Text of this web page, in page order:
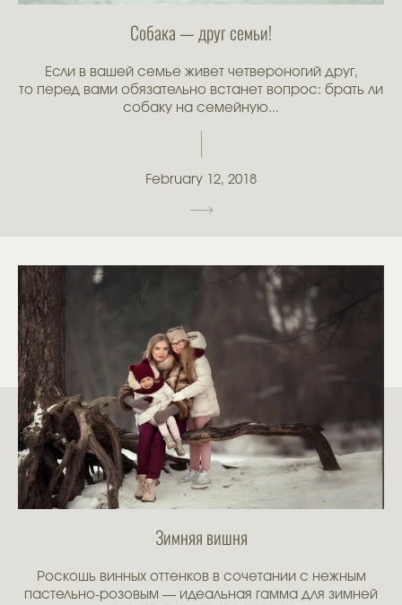
Собака — друг семьи!
Если в вашей семье живет четвероногий друг,
то перед вами обязательно встанет вопрос: брать ли
собаку на семейную...
February 12, 2018
Зимняя вишня
Роскошь винных оттенков в сочетании с нежным
пастельно-розовым — идеальная гамма для зимней